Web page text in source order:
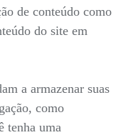
de conteúdo como
do site em
a armazenar suas
como
tenha uma